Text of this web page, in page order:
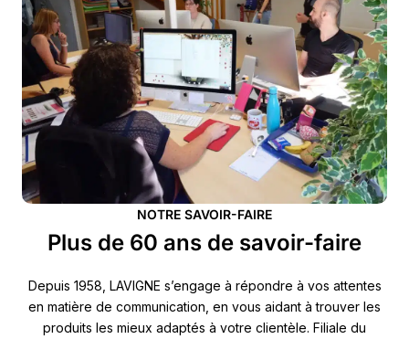
NOTRE SAVOIR-FAIRE
Plus de 60 ans de savoir-faire
Depuis 1958, LAVIGNE s’engage à répondre à vos attentes
en matière de communication, en vous aidant à trouver les
produits les mieux adaptés à votre clientèle. Filiale du